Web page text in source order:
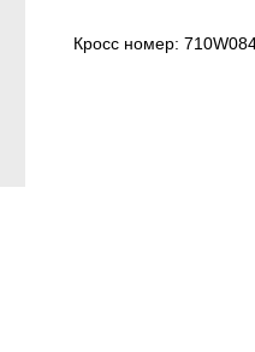
Кросс номер: